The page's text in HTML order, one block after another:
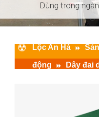
đóng gói, ...Dùng trong
Lộc An Hà
động Dây đai